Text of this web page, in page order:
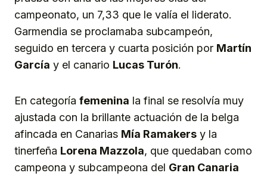
campeonato, un 7,33 que le valía el liderato.
Garmendia se proclamaba subcampeón,
seguido en tercera y cuarta posición por Martín
García y el canario Lucas Turón.
En categoría femenina la final se resolvía muy
ajustada con la brillante actuación de la belga
afincada en Canarias Mía Ramakers y la
tinerfeña Lorena Mazzola, que quedaban como
campeona y subcampeona del Gran Canaria